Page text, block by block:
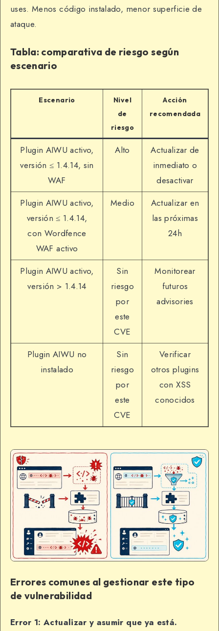
uses. Menos código instalado, menor superficie de
ataque.
Tabla: comparativa de riesgo según
escenario
Escenario
Nivel
de
riesgo
Acción
recomendada
Plugin AIWU activo,
versión ≤ 1.4.14, sin
WAF
Alto
Actualizar de
inmediato o
desactivar
Plugin AIWU activo,
versión ≤ 1.4.14,
con Wordfence
WAF activo
Medio
Actualizar en
las próximas
24h
Plugin AIWU activo,
versión > 1.4.14
Sin
riesgo
por
este
CVE
Monitorear
futuros
advisories
Plugin AIWU no
instalado
Sin
riesgo
por
este
CVE
Verificar
otros plugins
con XSS
conocidos
Errores comunes al gestionar este tipo
de vulnerabilidad
Error 1: Actualizar y asumir que ya está.